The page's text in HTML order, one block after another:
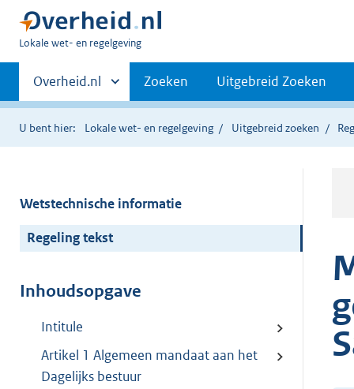
U
hier:
Lokale wet- en regelgeving
Primaire
navigatie
Andere
sites
binnen
Overheid.nl Zoeken Uitgebreid Zoeken
U bent hier: Lokale wet- en regelgeving Uitgebreid zoeken
Wetstechnische informatie
Regeling tekst
Inhoudsopgave
Intitule
Artikel 1 Algemeen mandaat aan het
Dagelijks bestuur